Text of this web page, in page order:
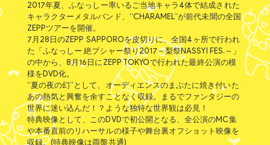
2017年夏、ふなっしー率いるご当地キャラ4体で結成された
キャラクターメタルバンド、“CHARAMEL”が前代未聞の全国
ZEPPツアーを開催。
7月28日のZEPP SAPPOROを皮切りに、全国4ヶ所で行われ
た「ふなっしー 絶ブシャー祭り2017～梨祭NASSYI FES.～」
の中から、8月16日にZEPP TOKYOで行われた最終公演の模
様をDVD化。
“夏の夜の幻”として、オーディエンスのまぶたに焼き付いた
あの熱気と興奮を余すことなく収録。まるでファンタジーの
世界に迷い込んだ！？ような独特な世界観は必見！
特典映像として、このDVDで初公開となる、全公演のMC集
や本番直前のリハーサルの様子や舞台裏オフショット映像を
収録。(特典映像は両盤共通)